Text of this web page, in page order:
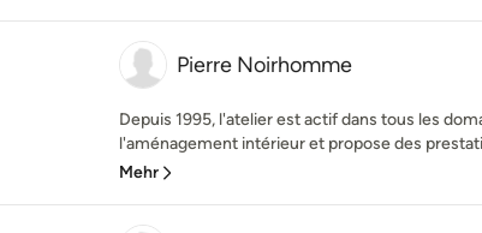
Pierre Noirhomme
Depuis 1995, l'atelier est actif dans tous les
l'aménagement intérieur et propose des
Mehr